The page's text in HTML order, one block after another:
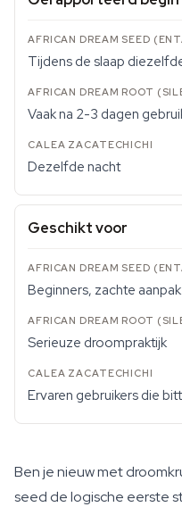
Tijdens de slaap
Vaak na 2-3 dagen
Dezelfde nacht
Geschikt voor
Beginners, zachte aanpak
Serieuze droompraktijk
Ervaren gebruikers die
Ben je nieuw met
seed de logische eerste